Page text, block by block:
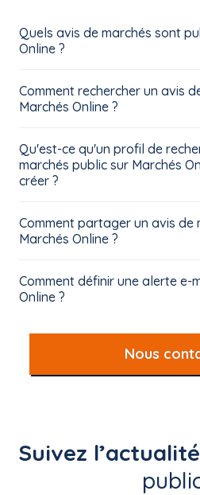
Quels avis de marchés sont
Online ?
Comment rechercher un avis
Marchés Online ?
Qu'est-ce qu'un profil de
marchés public sur Marchés
créer ?
Comment partager un avis de
Marchés Online ?
Comment définir une alerte e-
Online ?
Nous
Suivez l’actualité